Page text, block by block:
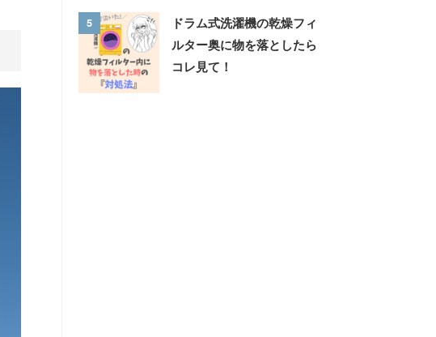
5
ドラム式洗濯機の乾燥フィ
ルター奥に物を落としたら
コレ見て！